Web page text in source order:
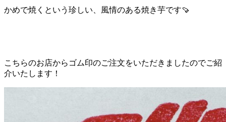
かめで焼くという珍しい、風情のある焼き芋です🍠
こちらのお店からゴム印のご注文をいただきましたのでご紹
介いたします！